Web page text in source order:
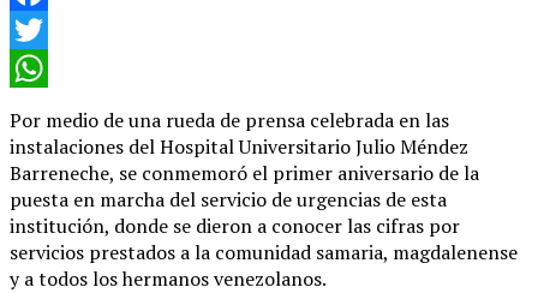
Facebook
Twitter
Por medio de una rueda de prensa celebrada en las
instalaciones del Hospital Universitario Julio Méndez
Barreneche, se conmemoró el primer aniversario de la
puesta en marcha del servicio de urgencias de esta
institución, donde se dieron a conocer las cifras por
servicios prestados a la comunidad samaria, magdalenense
y a todos los hermanos venezolanos.